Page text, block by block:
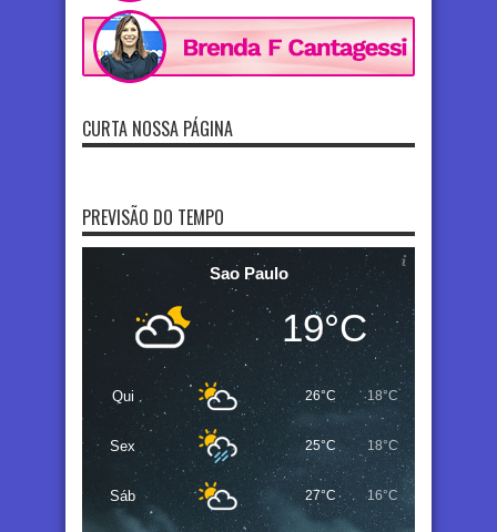
CURTA NOSSA PÁGINA
PREVISÃO DO TEMPO
Sao Paulo
19°C
Qui 26°C 18°C
Sex 25°C 18°C
Sáb 27°C 16°C